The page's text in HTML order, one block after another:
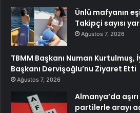
Ünlü mafyanın
Takipçi sayısı
Ağustos 7, 2026
TBMM Başkanı Numan Kurtulmuş,
Başkanı Dervişoğlu’nu Ziyaret Etti
Ağustos 7, 2026
Almanya’da
partilerle arayı